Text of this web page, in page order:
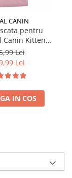
CANIN
pentru
Canin Kitten 2
kg Lei
Lei
IN COS